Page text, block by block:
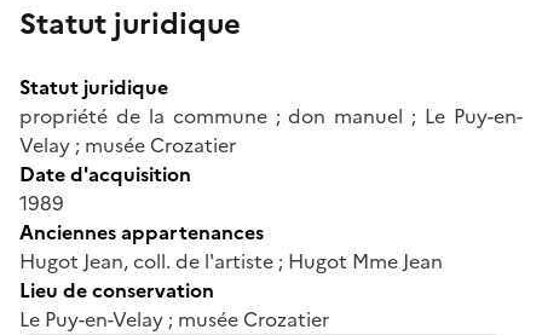
Statut juridique
Statut juridique
propriété de la commune ; don manuel ; Le Puy-en-
Velay ; musée Crozatier
Date d'acquisition
1989
Anciennes appartenances
Hugot Jean, coll. de l'artiste ; Hugot Mme Jean
Lieu de conservation
Le Puy-en-Velay ; musée Crozatier